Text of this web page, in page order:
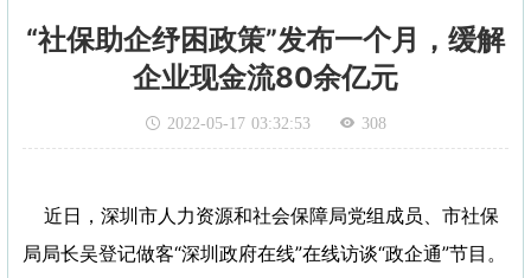
“社保助企纾困政策”发布一个月，缓解
企业现金流80余亿元
2022-05-17 03:32:53 308
近日，深圳市人力资源和社会保障局党组成员、市社保
局局长吴登记做客“深圳政府在线”在线访谈“政企通”节目。